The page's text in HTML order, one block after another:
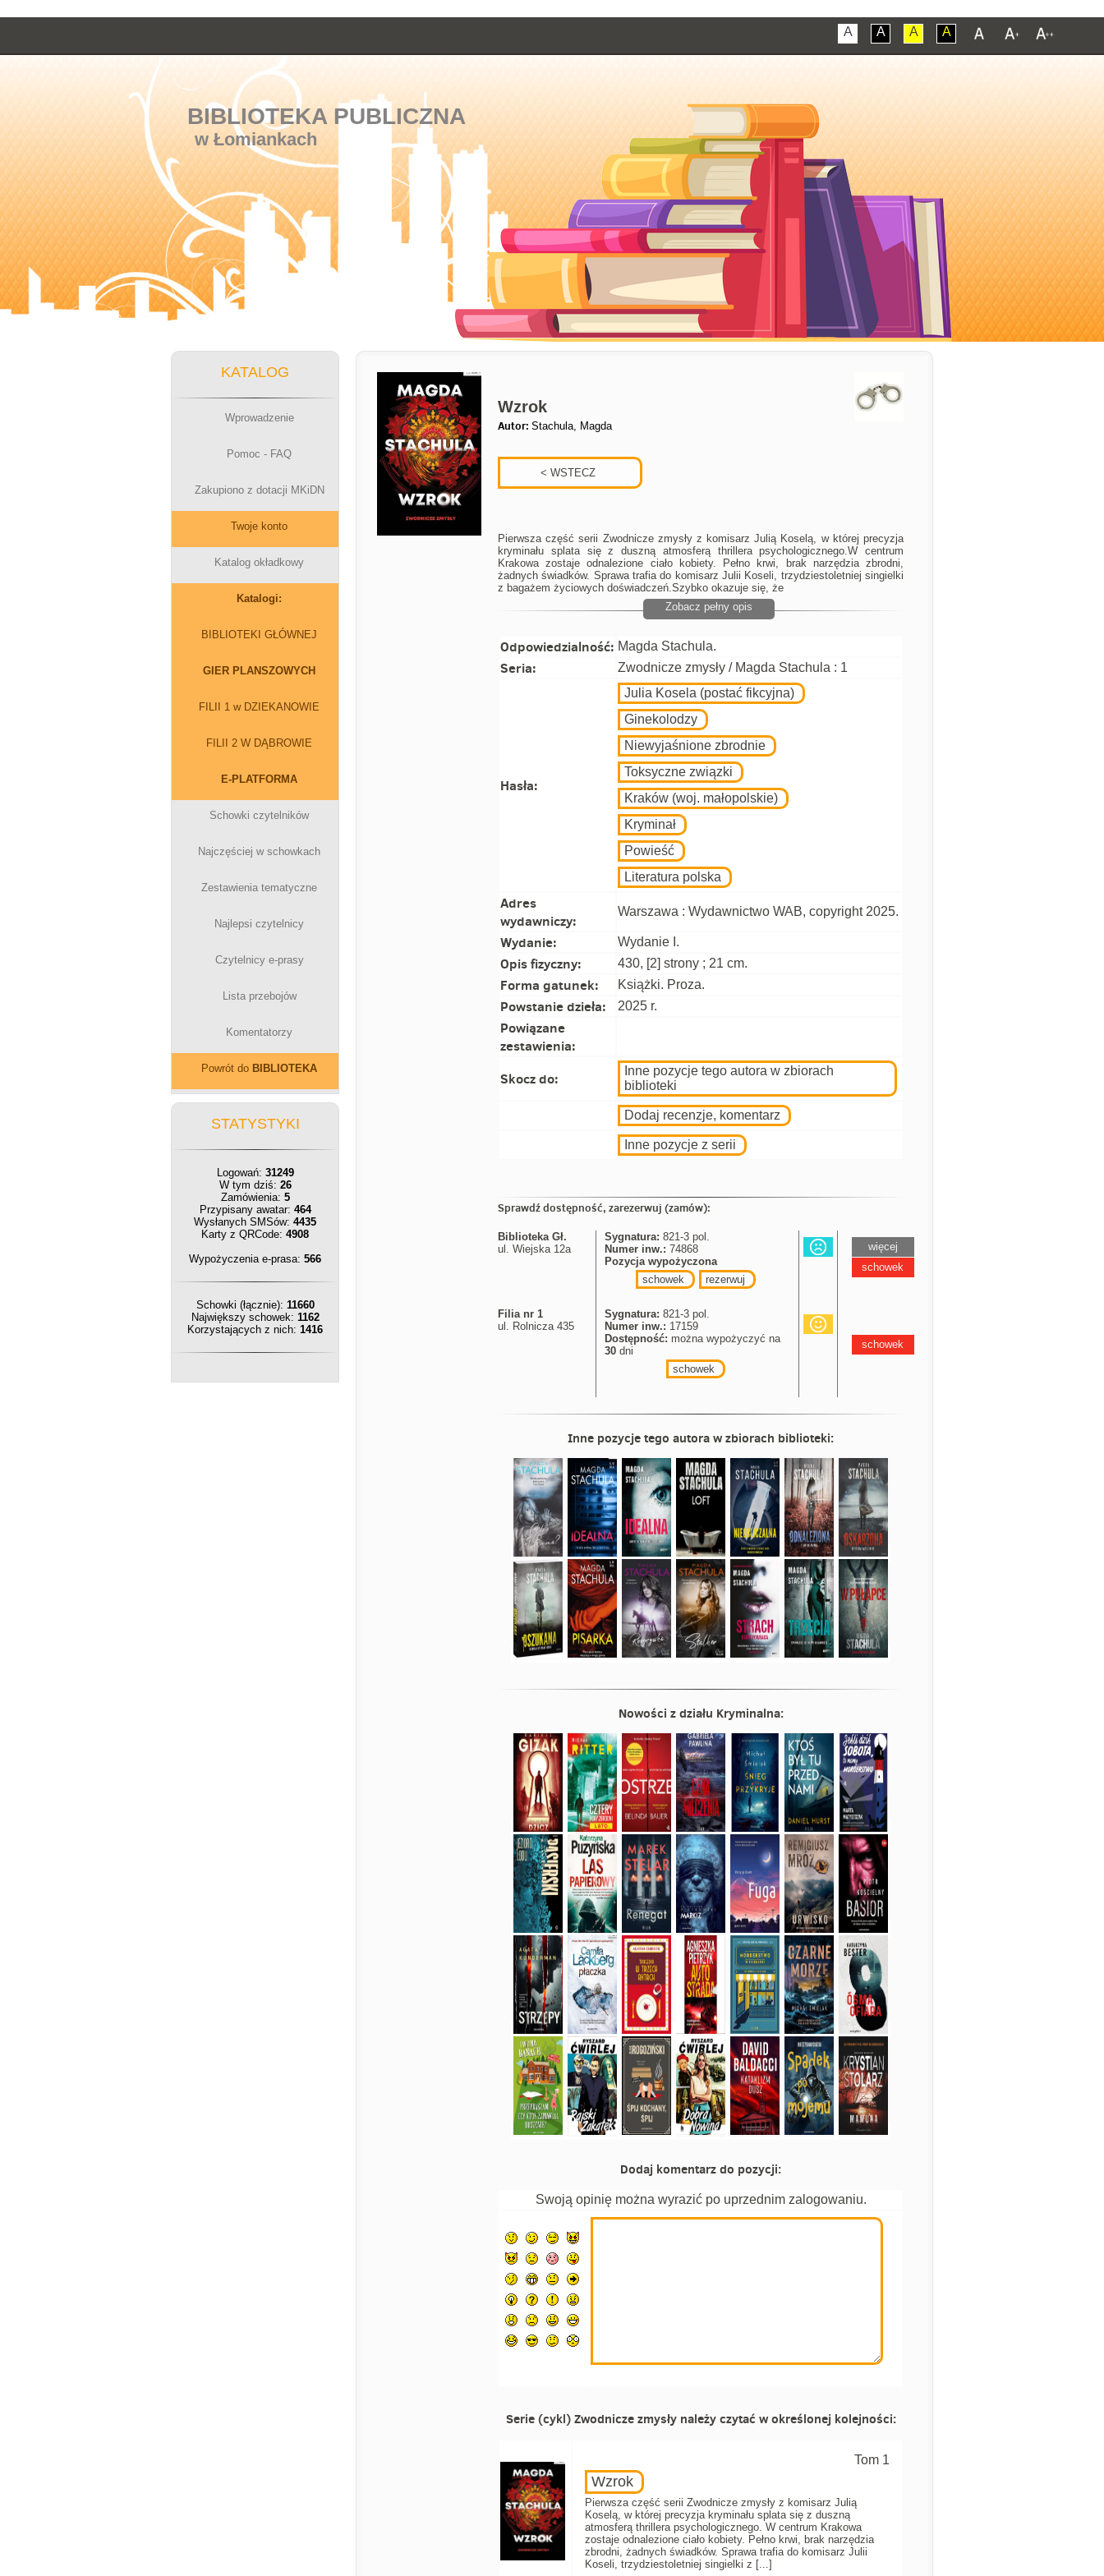
A A A A
BIBLIOTEKA PUBLICZNA
w Łomiankach
KATALOG
Wprowadzenie
Pomoc - FAQ
Zakupiono z dotacji MKiDN
Twoje konto
Katalog okładkowy
Katalogi:
BIBLIOTEKI GŁÓWNEJ
GIER PLANSZOWYCH
FILII 1 w DZIEKANOWIE
FILII 2 W DĄBROWIE
E-PLATFORMA
Schowki czytelników
Najczęściej w schowkach
Zestawienia tematyczne
Najlepsi czytelnicy
Czytelnicy e-prasy
Lista przebojów
Komentatorzy
Powrót do BIBLIOTEKA
STATYSTYKI
Logowań: 31249
W tym dziś: 26
Zamówienia: 5
Przypisany awatar: 464
Wysłanych SMSów: 4435
Karty z QRCode: 4908
Wypożyczenia e-prasa: 566
Schowki (łącznie): 11660
Największy schowek: 1162
Korzystających z nich: 1416
Wzrok
Autor: Stachula, Magda
Pierwsza część serii Zwodnicze zmysły z komisarz Julią Koselą, w której precyzja
kryminału splata się z duszną atmosferą thrillera psychologicznego.W centrum
Krakowa zostaje odnalezione ciało kobiety. Pełno krwi, brak narzędzia zbrodni,
żadnych świadków. Sprawa trafia do komisarz Julii Koseli, trzydziestoletniej singielki
z bagażem życiowych doświadczeń.Szybko okazuje się, że
Zobacz pełny opis
Odpowiedzialność: Magda Stachula.
Seria: Zwodnicze zmysły / Magda Stachula : 1
Hasła:
Julia Kosela (postać fikcyjna)
Ginekolodzy
Niewyjaśnione zbrodnie
Toksyczne związki
Kraków (woj. małopolskie)
Kryminał
Powieść
Literatura polska
Adres
wydawniczy:
Warszawa : Wydawnictwo WAB, copyright 2025.
Wydanie: Wydanie I.
Opis fizyczny: 430, [2] strony ; 21 cm.
Forma gatunek: Książki. Proza.
Powstanie dzieła: 2025 r.
Powiązane
zestawienia:
Skocz do:
Inne pozycje tego autora w zbiorach
biblioteki
Dodaj recenzje, komentarz
Inne pozycje z serii
Sprawdź dostępność, zarezerwuj (zamów):
Biblioteka Gł.
ul. Wiejska 12a
Sygnatura: 821-3 pol.
Numer inw.: 74868
Pozycja wypożyczona
schowek
rezerwuj
więcej
schowek
Filia nr 1
ul. Rolnicza 435
Sygnatura: 821-3 pol.
Numer inw.: 17159
Dostępność: można wypożyczyć na
30 dni
schowek
schowek
Inne pozycje tego autora w zbiorach biblioteki:
Nowości z działu Kryminalna:
Dodaj komentarz do pozycji:
Swoją opinię można wyrazić po uprzednim zalogowaniu.
Serie (cykl) Zwodnicze zmysły należy czytać w określonej kolejności:
Tom 1
Wzrok
Pierwsza część serii Zwodnicze zmysły z komisarz Julią
Koselą, w której precyzja kryminału splata się z duszną
atmosferą thrillera psychologicznego. W centrum Krakowa
zostaje odnalezione ciało kobiety. Pełno krwi, brak narzędzia
zbrodni, żadnych świadków. Sprawa trafia do komisarz Julii
Koseli, trzydziestoletniej singielki z [...]